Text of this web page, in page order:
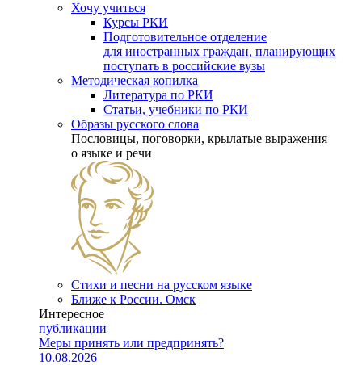
Хочу учиться
Курсы РКИ
Подготовительное отделение
для иностранных граждан, планирующих
поступать в российские вузы
Методическая копилка
Литература по РКИ
Статьи, учебники по РКИ
Образы русского слова
Пословицы, поговорки, крылатые выражения
о языке и речи
Стихи и песни на русском языке
Ближе к России. Омск
Интересное
публикации
Меры принять или предпринять?
10.08.2026